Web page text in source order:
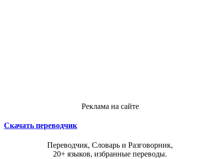
Реклама на сайте
Скачать переводчик
Переводчик, Словарь и Разговорник,
20+ языков, избранные переводы.